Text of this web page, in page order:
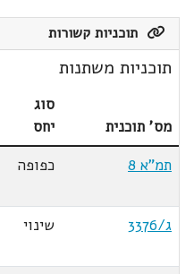
תוכניות קשורות
תוכניות משתנות
מס' תוכנית
סוג
יחס
תמ"א 8
כפופה
ג/3376
שינוי